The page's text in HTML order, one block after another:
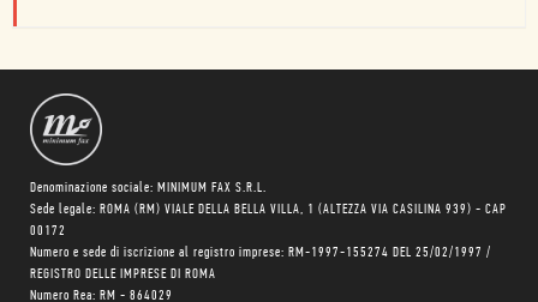
Denominazione sociale: MINIMUM FAX S.R.L.
Sede legale: ROMA (RM) VIALE DELLA BELLA VILLA, 1 (ALTEZZA VIA CASILINA 939) - CAP
00172
Numero e sede di iscrizione al registro imprese: RM-1997-155274 DEL 25/02/1997 /
REGISTRO DELLE IMPRESE DI ROMA
Numero Rea: RM - 864029